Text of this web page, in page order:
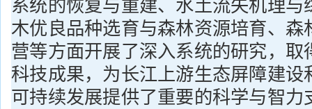
系统的恢复与重建、水土流失机理与
木优良品种选育与森林资源培育、森
营等方面开展了深入系统的研究，取
科技成果，为长江上游生态屏障建设
可持续发展提供了重要的科学与智力